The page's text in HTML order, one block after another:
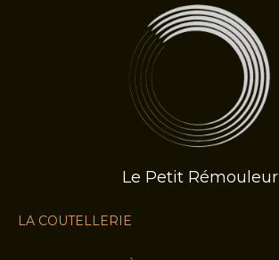
Le Petit Rémouleur
LA COUTELLERIE